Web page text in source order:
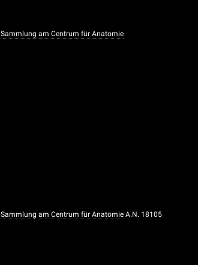
Sammlung am Centrum für Anatomie
Sammlung am Centrum für Anatomie A.N. 18105